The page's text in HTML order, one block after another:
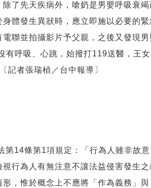
了先天疾病外，嗆奶是男嬰呼吸衰
體發生異狀時，應立即施以必要的
聯並拍攝影片予父親，之後又發現
有呼吸、心跳，始撥打119送醫，王
記者張瑞楨／台中報導〕
第14條第1項規定：「行為人雖非故
行為人有無注意不讓法益侵害發生
，惟於概念上不應將「作為義務」